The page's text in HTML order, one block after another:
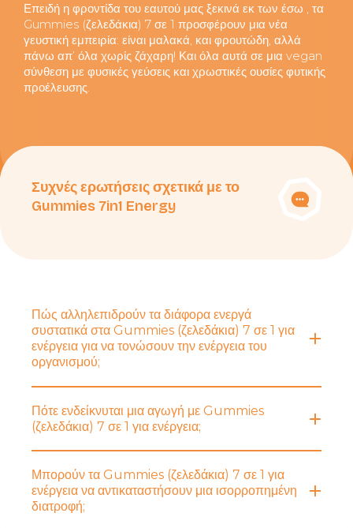
Επειδή η φροντίδα του εαυτού μας ξεκινά εκ των έσω , τα
Gummies (ζελεδάκια) 7 σε 1 προσφέρουν μια νέα
γευστική εμπειρία: είναι μαλακά, και φρουτώδη, αλλά
πάνω απ’ όλα χωρίς ζάχαρη! Και όλα αυτά σε μια vegan
σύνθεση με φυσικές γεύσεις και χρωστικές ουσίες φυτικής
προέλευσης.
Συχνές ερωτήσεις σχετικά με το
Gummies 7in1 Energy
Πώς αλληλεπιδρούν τα διάφορα ενεργά
συστατικά στα Gummies (ζελεδάκια) 7 σε 1 για
ενέργεια για να τονώσουν την ενέργεια του
οργανισμού;
Πότε ενδείκνυται μια αγωγή με Gummies
(ζελεδάκια) 7 σε 1 για ενέργεια;
Μπορούν τα Gummies (ζελεδάκια) 7 σε 1 για
ενέργεια να αντικαταστήσουν μια ισορροπημένη
διατροφή;